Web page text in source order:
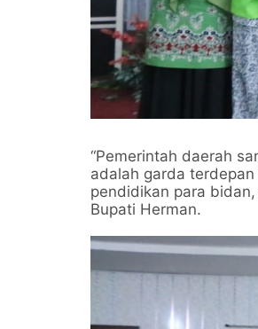
“Pemerintah daerah
adalah garda
pendidikan para
Bupati Herman.